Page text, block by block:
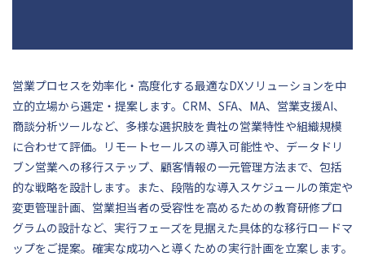
営業プロセスを効率化・高度化する最適なDXソリューションを中
立的立場から選定・提案します。CRM、SFA、MA、営業支援AI、
商談分析ツールなど、多様な選択肢を貴社の営業特性や組織規模
に合わせて評価。リモートセールスの導入可能性や、データドリ
ブン営業への移行ステップ、顧客情報の一元管理方法まで、包括
的な戦略を設計します。また、段階的な導入スケジュールの策定や
変更管理計画、営業担当者の受容性を高めるための教育研修プロ
グラムの設計など、実行フェーズを見据えた具体的な移行ロードマ
ップをご提案。確実な成功へと導くための実行計画を立案します。